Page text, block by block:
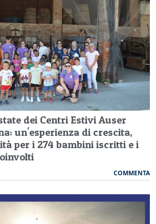
dei Centri Estivi Auser
un'esperienza di crescita,
per i 274 bambini iscritti e i
COMMENTA